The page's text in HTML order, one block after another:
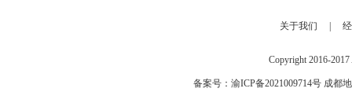
关于我们
Copyright 2016-
备案号： 渝ICP备2021009714号 成都